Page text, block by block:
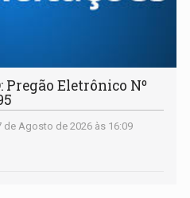
Pregão Eletrônico Nº
de Agosto de 2026 às 16:09